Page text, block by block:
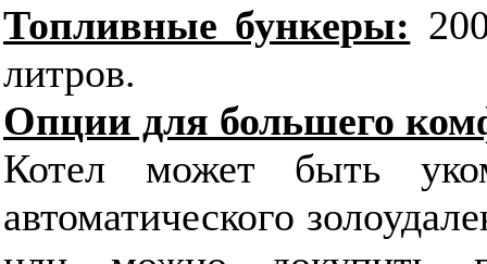
Топливные бункеры:
литров.
Опции для большего
Котел может быть
автоматического